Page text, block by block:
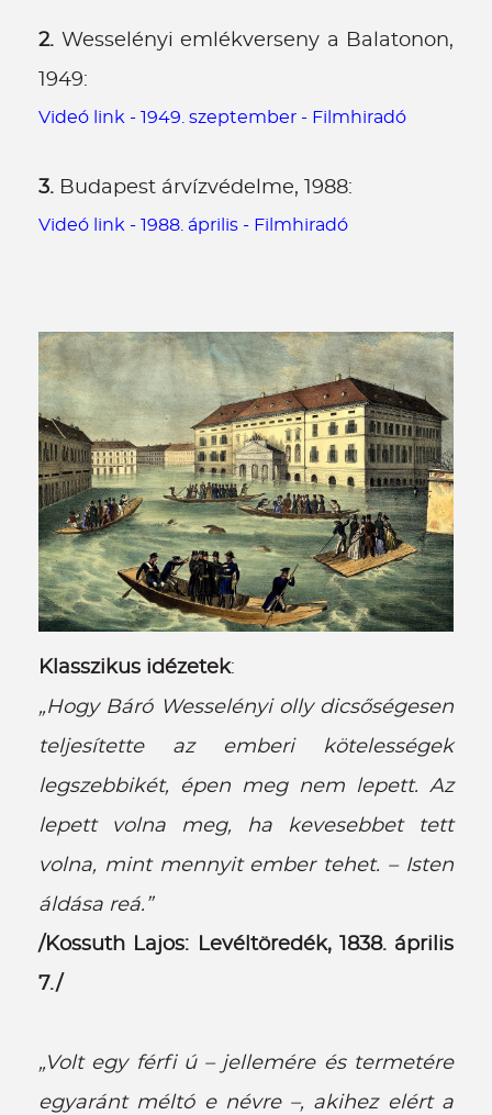
2. Wesselényi emlékverseny a Balatonon,
1949:
Videó link - 1949. szeptember - Filmhiradó
3. Budapest árvízvédelme, 1988:
Videó link - 1988. április - Filmhiradó
Klasszikus idézetek:
„Hogy Báró Wesselényi olly dicsőségesen
teljesítette az emberi kötelességek
legszebbikét, épen meg nem lepett. Az
lepett volna meg, ha kevesebbet tett
volna, mint mennyit ember tehet. – Isten
áldása reá.”
/Kossuth Lajos: Levéltöredék, 1838. április
7./
„Volt egy férfi ú – jellemére és termetére
egyaránt méltó e névre –, akihez elért a